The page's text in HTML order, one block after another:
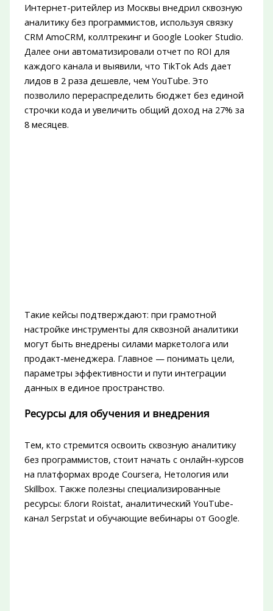
Интернет-ритейлер из Москвы внедрил сквозную
аналитику без программистов, используя связку
CRM AmoCRM, коллтрекинг и Google Looker Studio.
Далее они автоматизировали отчет по ROI для
каждого канала и выявили, что TikTok Ads дает
лидов в 2 раза дешевле, чем YouTube. Это
позволило перераспределить бюджет без единой
строчки кода и увеличить общий доход на 27% за
8 месяцев.
Такие кейсы подтверждают: при грамотной
настройке инструменты для сквозной аналитики
могут быть внедрены силами маркетолога или
продакт-менеджера. Главное — понимать цели,
параметры эффективности и пути интеграции
данных в единое пространство.
Ресурсы для обучения и внедрения
Тем, кто стремится освоить сквозную аналитику
без программистов, стоит начать с онлайн-курсов
на платформах вроде Coursera, Нетология или
Skillbox. Также полезны специализированные
ресурсы: блоги Roistat, аналитический YouTube-
канал Serpstat и обучающие вебинары от Google.